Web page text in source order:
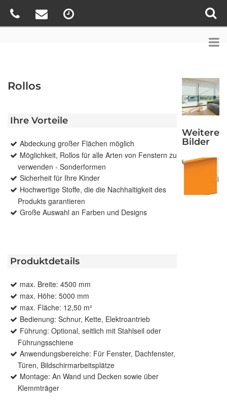
Rollos
Ihre Vorteile
Abdeckung großer Flächen möglich
Möglichkeit, Rollos für alle Arten von Fenstern zu
verwenden - Sonderformen
Sicherheit für Ihre Kinder
Hochwertige Stoffe, die die Nachhaltigkeit des
Produkts garantieren
Große Auswahl an Farben und Designs
Produktdetails
max. Breite: 4500 mm
max. Höhe: 5000 mm
max. Fläche: 12,50 m²
Bedienung: Schnur, Kette, Elektroantrieb
Führung: Optional, seitlich mit Stahlseil oder
Führungsschiene
Anwendungsbereiche: Für Fenster, Dachfenster,
Türen, Bildschirmarbeitsplätze
Montage: An Wand und Decken sowie über
Klemmträger
Weitere
Bilder